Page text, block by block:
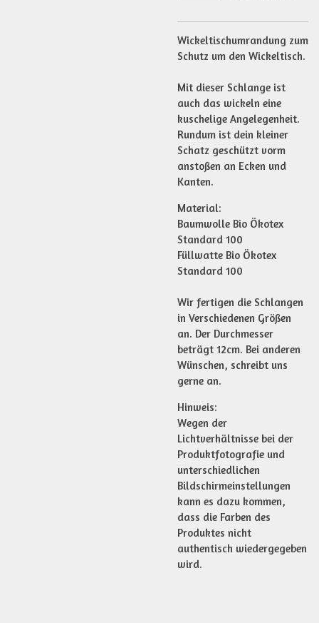
Wickeltischumrandung zum
Schutz um den Wickeltisch.
Mit dieser Schlange ist
auch das wickeln eine
kuschelige Angelegenheit.
Rundum ist dein kleiner
Schatz geschützt vorm
anstoßen an Ecken und
Kanten.
Material:
Baumwolle Bio Ökotex
Standard 100
Füllwatte Bio Ökotex
Standard 100
Wir fertigen die Schlangen
in Verschiedenen Größen
an. Der Durchmesser
beträgt 12cm. Bei anderen
Wünschen, schreibt uns
gerne an.
Hinweis:
Wegen der
Lichtverhältnisse bei der
Produktfotografie und
unterschiedlichen
Bildschirmeinstellungen
kann es dazu kommen,
dass die Farben des
Produktes nicht
authentisch wiedergegeben
wird.